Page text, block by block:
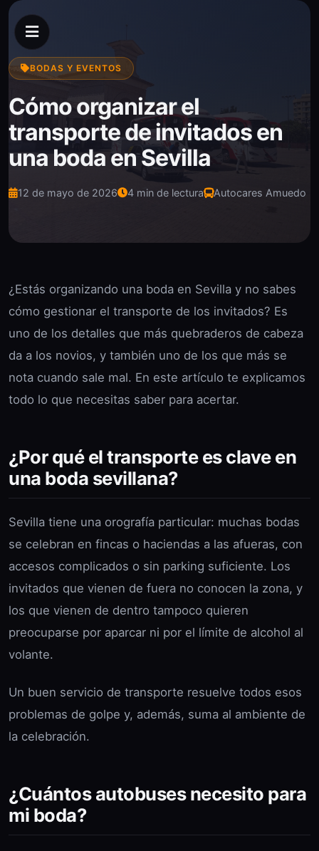
BODAS Y EVENTOS
Cómo organizar el
transporte de invitados en
una boda en Sevilla
12 de mayo de 2026 4 min de lectura Autocares Amuedo
¿Estás organizando una boda en Sevilla y no sabes
cómo gestionar el transporte de los invitados? Es
uno de los detalles que más quebraderos de cabeza
da a los novios, y también uno de los que más se
nota cuando sale mal. En este artículo te explicamos
todo lo que necesitas saber para acertar.
¿Por qué el transporte es clave en
una boda sevillana?
Sevilla tiene una orografía particular: muchas bodas
se celebran en fincas o haciendas a las afueras, con
accesos complicados o sin parking suficiente. Los
invitados que vienen de fuera no conocen la zona, y
los que vienen de dentro tampoco quieren
preocuparse por aparcar ni por el límite de alcohol al
volante.
Un buen servicio de transporte resuelve todos esos
problemas de golpe y, además, suma al ambiente de
la celebración.
¿Cuántos autobuses necesito para
mi boda?